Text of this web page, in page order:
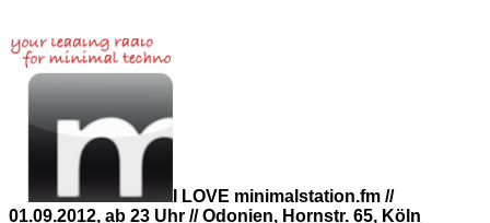
I LOVE minimalstation.fm //
01.09.2012, ab 23 Uhr // Odonien, Hornstr. 65, Köln